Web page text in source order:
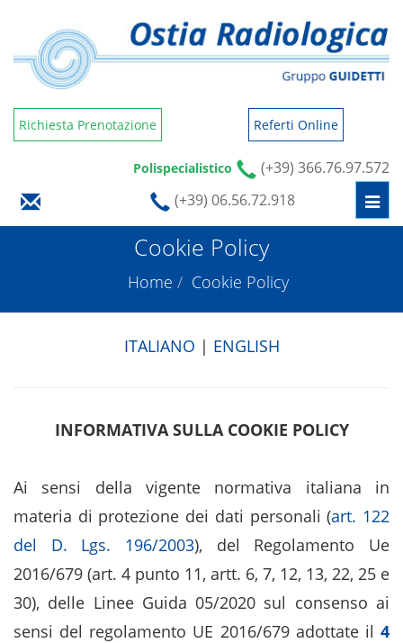
Richiesta Prenotazione Referti Online
Polispecialistico
(+39) 366.76.97.572
(+39) 06.56.72.918
Cookie Policy
Home Cookie Policy
ITALIANO | ENGLISH
INFORMATIVA SULLA COOKIE POLICY
Ai sensi della vigente normativa italiana in
materia di protezione dei dati personali (art. 122
del D. Lgs. 196/2003), del Regolamento Ue
2016/679 (art. 4 punto 11, artt. 6, 7, 12, 13, 22, 25 e
30), delle Linee Guida 05/2020 sul consenso ai
sensi del regolamento UE 2016/679 adottate il 4